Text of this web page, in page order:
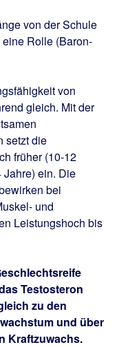
von der Schule
Rolle (Baron-
von
gleich. Mit der
setzt die
früher (10-12
Jahre) ein. Die
bei
und
Leistungshoch bis
Testosteron
zu den
und über
Kraftzuwachs.